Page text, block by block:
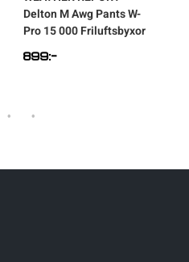
Delton M Awg Pants W-
Pro 15 000 Friluftsbyxor
899:-